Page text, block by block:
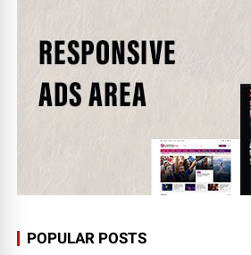
POPULAR POSTS